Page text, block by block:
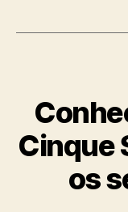
Cinque
os